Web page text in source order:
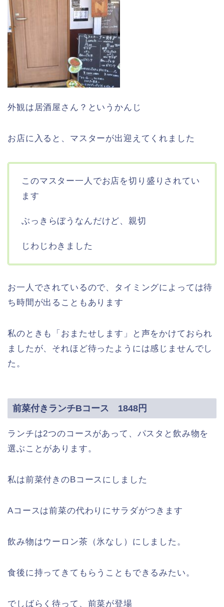
外観は居酒屋さん？というかんじ
お店に入ると、マスターが出迎えてくれました
このマスター一人でお店を切り盛りされてい
ます
ぶっきらぼうなんだけど、親切
じわじわきました
お一人でされているので、タイミングによっては待
ち時間が出ることもあります
私のときも「おまたせします」と声をかけておられ
ましたが、それほど待ったようには感じませんでし
た。
前菜付きランチBコース 1848円
ランチは2つのコースがあって、パスタと飲み物を
選ぶことがあります。
私は前菜付きのBコースにしました
Aコースは前菜の代わりにサラダがつきます
飲み物はウーロン茶（氷なし）にしました。
食後に持ってきてもらうこともできるみたい。
でしばらく待って、前菜が登場